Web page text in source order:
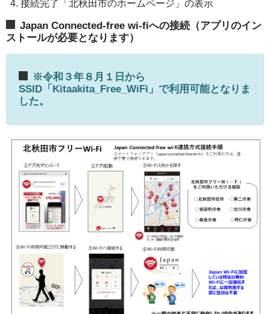
接続完了「北秋田市のホームページ」の表示
Japan Connected-free wi-fiへの接続（アプリのイン
ストールが必要となります）
※令和３年８月１日から
SSID「Kitaakita_Free_WiFi」で利用可能となりま
した。